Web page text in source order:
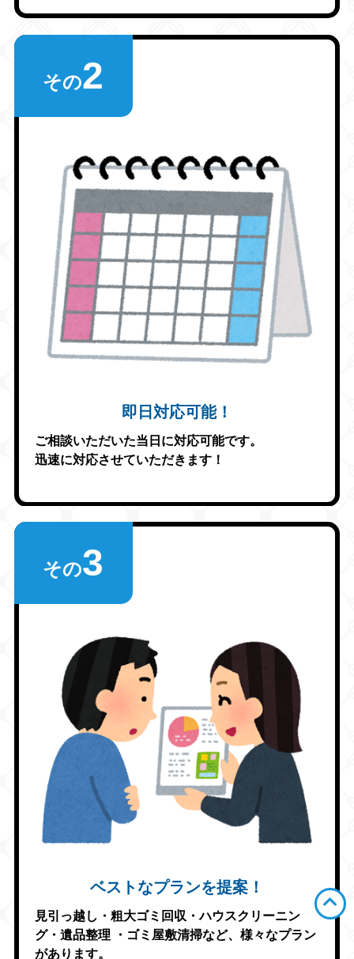
その2
即日対応可能！
ご相談いただいた当日に対応可能です。
迅速に対応させていただきます！
その3
ベストなプランを提案！
見引っ越し・粗大ゴミ回収・ハウスクリーニン
グ・遺品整理
・ゴミ屋敷清掃など、様々なプラン
があります。